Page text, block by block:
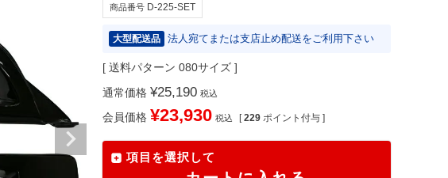
商品番号 D-225-SET
大型配送品 法人宛てまたは支店止め配送をご利用下さい
送料パターン 080サイズ
通常価格 ¥25,190 税込
会員価格 ¥23,930 税込 [ 229 ポイント付与 ]
項目を選択して